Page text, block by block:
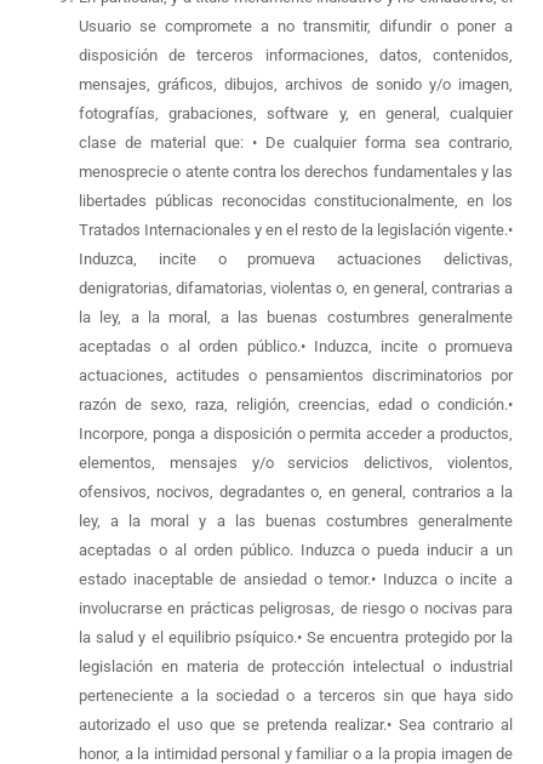
Usuario se compromete a no transmitir, difundir o poner a
disposición de terceros informaciones, datos, contenidos,
mensajes, gráficos, dibujos, archivos de sonido y/o imagen,
fotografías, grabaciones, software y, en general, cualquier
clase de material que: • De cualquier forma sea contrario,
menosprecie o atente contra los derechos fundamentales y las
libertades públicas reconocidas constitucionalmente, en los
Tratados Internacionales y en el resto de la legislación vigente.•
Induzca, incite o promueva actuaciones delictivas,
denigratorias, difamatorias, violentas o, en general, contrarias a
la ley, a la moral, a las buenas costumbres generalmente
aceptadas o al orden público.• Induzca, incite o promueva
actuaciones, actitudes o pensamientos discriminatorios por
razón de sexo, raza, religión, creencias, edad o condición.•
Incorpore, ponga a disposición o permita acceder a productos,
elementos, mensajes y/o servicios delictivos, violentos,
ofensivos, nocivos, degradantes o, en general, contrarios a la
ley, a la moral y a las buenas costumbres generalmente
aceptadas o al orden público. Induzca o pueda inducir a un
estado inaceptable de ansiedad o temor.• Induzca o incite a
involucrarse en prácticas peligrosas, de riesgo o nocivas para
la salud y el equilibrio psíquico.• Se encuentra protegido por la
legislación en materia de protección intelectual o industrial
perteneciente a la sociedad o a terceros sin que haya sido
autorizado el uso que se pretenda realizar.• Sea contrario al
honor, a la intimidad personal y familiar o a la propia imagen de